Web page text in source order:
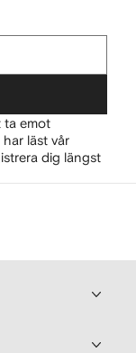
ta emot
läst vår
dig längst